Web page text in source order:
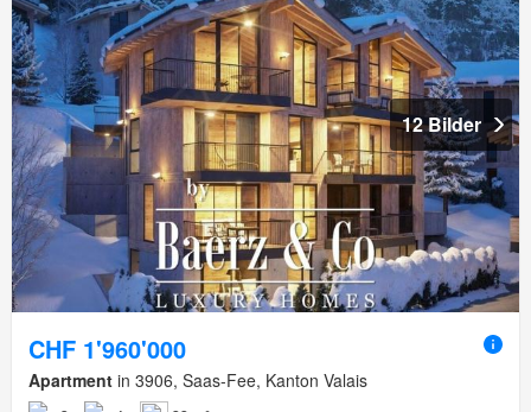
12 Bilder
CHF 1'960'000
Apartment in 3906, Saas-Fee, Kanton Valais